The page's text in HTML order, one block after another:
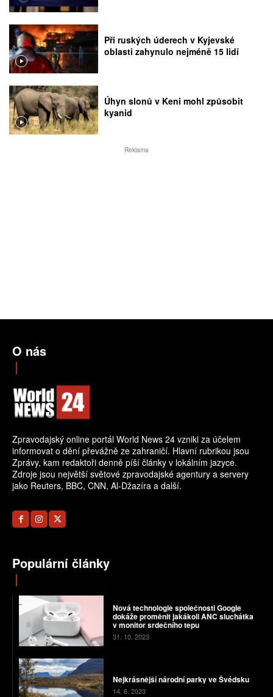
Při ruských úderech v Kyjevské
oblasti zahynulo nejméně 15 lidí
Úhyn slonů v Keni mohl způsobit
kyanid
Reklama
O nás
Zpravodajský online portál World News 24 vznikl za účelem
informovat o dění převážně ze zahraničí. Hlavní rubrikou jsou
Zprávy, kam redaktoři denně píší články v lokálním jazyce.
Zdroje jsou největší světové zpravodajské agentury a servery
jako Reuters, BBC, CNN, Al-Džazíra a další.
Populární články
Nová technologie společnosti Google
dokáže proměnit jakákoli ANC sluchátka
v monitor srdečního tepu
31. 10. 2023
Nejkrásnější národní parky ve Švédsku
14. 6. 2023